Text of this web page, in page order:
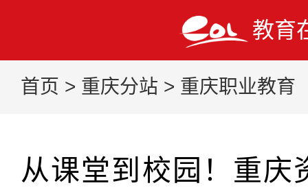
教育
首页 > 重庆分站 > 重庆职业教育
从课堂到校园！重庆